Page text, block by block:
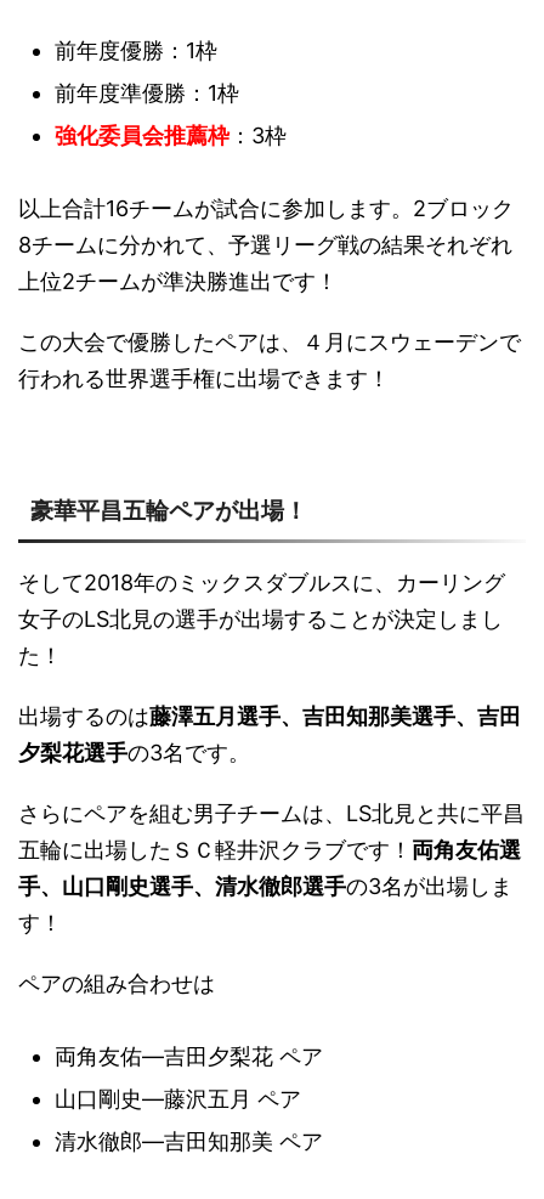
前年度優勝：1枠
前年度準優勝：1枠
強化委員会推薦枠：3枠
以上合計16チームが試合に参加します。2ブロック
8チームに分かれて、予選リーグ戦の結果それぞれ
上位2チームが準決勝進出です！
この大会で優勝したペアは、４月にスウェーデンで
行われる世界選手権に出場できます！
豪華平昌五輪ペアが出場！
そして2018年のミックスダブルスに、カーリング
女子のLS北見の選手が出場することが決定しまし
た！
出場するのは藤澤五月選手、吉田知那美選手、吉田
夕梨花選手の3名です。
さらにペアを組む男子チームは、LS北見と共に平昌
五輪に出場したＳＣ軽井沢クラブです！ 両角友佑選
手、山口剛史選手、清水徹郎選手の3名が出場しま
す！
ペアの組み合わせは
両角友佑―吉田夕梨花 ペア
山口剛史―藤沢五月 ペア
清水徹郎―吉田知那美 ペア